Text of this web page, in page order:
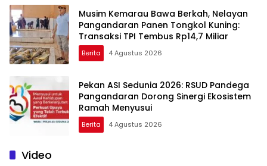
Musim Kemarau Bawa Berkah, Nelayan
Pangandaran Panen Tongkol Kuning:
Transaksi TPI Tembus Rp14,7 Miliar
Berita 4 Agustus 2026
Pekan ASI Sedunia 2026: RSUD Pandega
Pangandaran Dorong Sinergi Ekosistem
Ramah Menyusui
Berita 4 Agustus 2026
Video